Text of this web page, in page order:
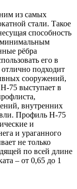
из самых
стали. Такое
способность
минимальным
рёбра
его в
подходит
сооружений,
75 выступает в
внутренних
Профиль Н-75
и
и ураганного
не только
по всей длине
– от 0,65 до 1